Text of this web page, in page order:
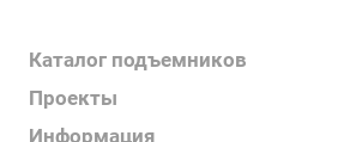
Каталог подъемников
Проекты
Информация